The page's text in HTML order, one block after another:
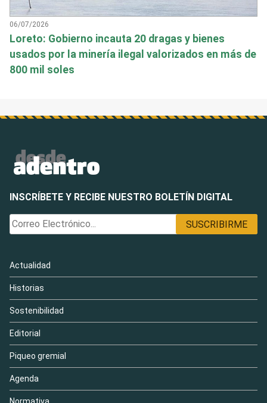
06/07/2026
Loreto: Gobierno incauta 20 dragas y bienes
usados por la minería ilegal valorizados en más de
800 mil soles
INSCRÍBETE Y RECIBE NUESTRO BOLETÍN DIGITAL
Actualidad
Historias
Sostenibilidad
Editorial
Piqueo gremial
Agenda